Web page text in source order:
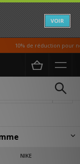
VOIR
10% de réduction pour nos
NIKE
les plus emblématiques
dans cette collection